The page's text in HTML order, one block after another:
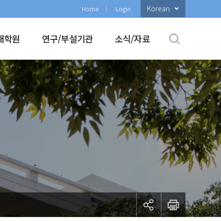
Home Login Korean
학원 연구/부설기관 소식/자료